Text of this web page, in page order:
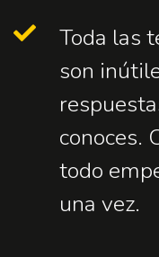
Toda las
son
conoces.
todo
una vez.